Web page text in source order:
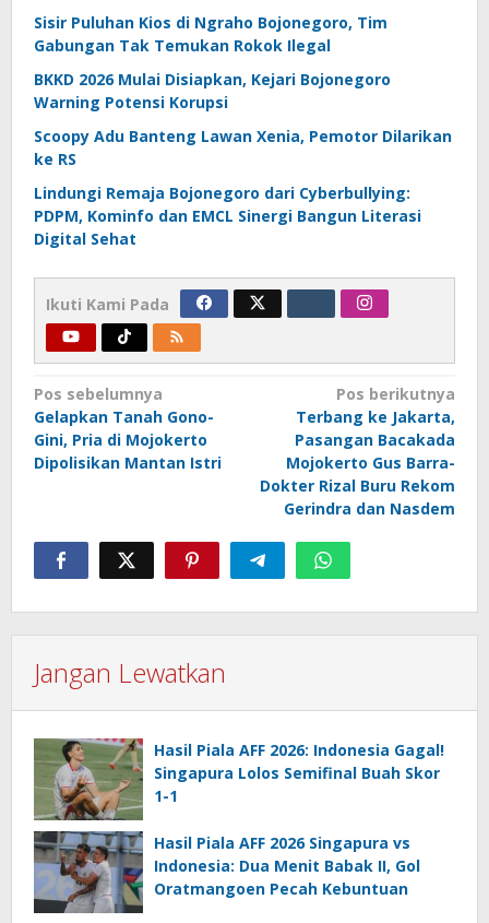
Sisir Puluhan Kios di Ngraho Bojonegoro, Tim
Gabungan Tak Temukan Rokok Ilegal
BKKD 2026 Mulai Disiapkan, Kejari Bojonegoro
Warning Potensi Korupsi
Scoopy Adu Banteng Lawan Xenia, Pemotor Dilarikan
ke RS
Lindungi Remaja Bojonegoro dari Cyberbullying:
PDPM, Kominfo dan EMCL Sinergi Bangun Literasi
Digital Sehat
Ikuti Kami Pada
Navigasi
pos
Pos sebelumnya
Gelapkan Tanah Gono-
Gini, Pria di Mojokerto
Dipolisikan Mantan Istri
Pos berikutnya
Terbang ke Jakarta,
Pasangan Bacakada
Mojokerto Gus Barra-
Dokter Rizal Buru Rekom
Gerindra dan Nasdem
Jangan Lewatkan
Hasil Piala AFF 2026: Indonesia Gagal!
Singapura Lolos Semifinal Buah Skor
1-1
Hasil Piala AFF 2026 Singapura vs
Indonesia: Dua Menit Babak II, Gol
Oratmangoen Pecah Kebuntuan